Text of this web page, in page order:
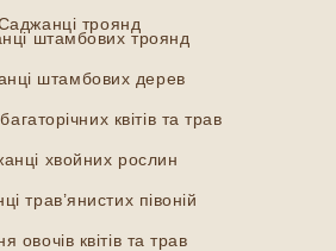
троянд
штамбових троянд
штамбових дерев
квітів та трав
хвойних рослин
трав’янистих півоній
овочів квітів та трав